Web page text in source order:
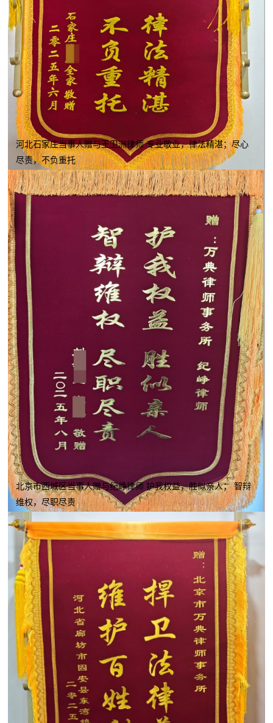
河北石家庄当事人赠与王卫洲律师 专业敬业，律法精湛；尽心
尽责，不负重托
北京市西城区当事人赠与纪峥律师 护我权益，胜似亲人； 智辩
维权，尽职尽责